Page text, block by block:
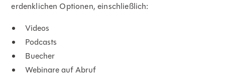
erdenklichen Optionen, einschließlich:
Videos
Podcasts
Buecher
Webinare auf Abruf